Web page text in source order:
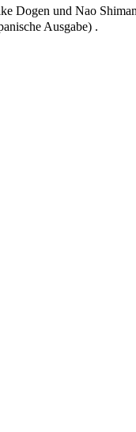
und Nao
Ausgabe) .